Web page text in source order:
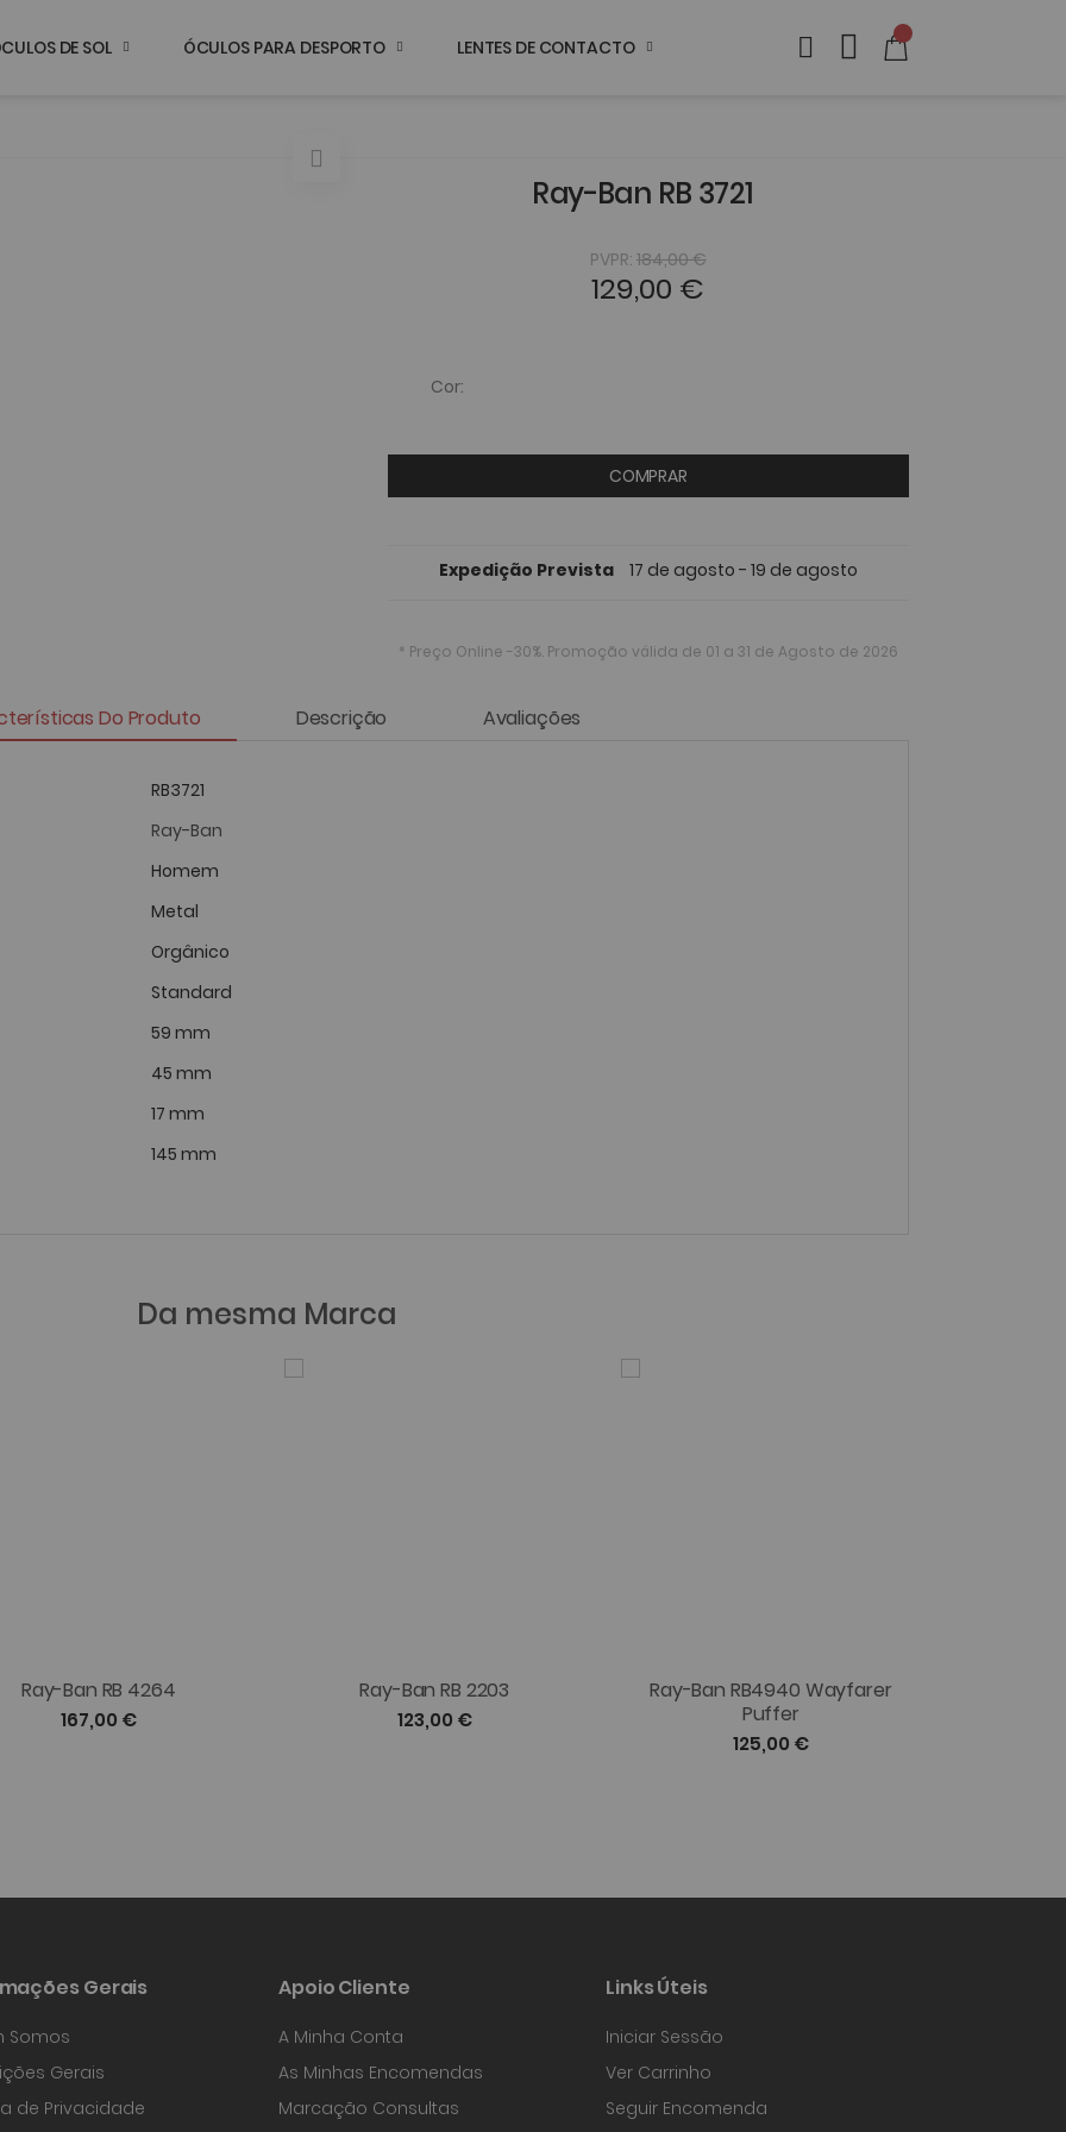
DE SOL ÓCULOS PARA DESPORTO LENTES DE CONTACTO
Ray-Ban RB 3721
PVPR: 184,00 €
129,00 €
Cor
COMPRAR
Expedição Prevista 17 de agosto - 19 de agosto
* Preço Online -30%. Promoção válida de 01 a 31 de Agosto de 2026
Do Produto Descrição Avaliações
RB3721
Ray-Ban
Homem
Metal
Orgânico
Standard
59 mm
45 mm
17 mm
145 mm
Da mesma Marca
Ray-Ban RB 4264
167,00 €
Ray-Ban RB 2203
123,00 €
Ray-Ban RB4940 Wayfarer
Puffer
125,00 €
Gerais
Somos
Gerais
de Privacidade
Apoio Cliente
A Minha Conta
As Minhas Encomendas
Marcação Consultas
Links Úteis
Iniciar Sessão
Ver Carrinho
Seguir Encomenda